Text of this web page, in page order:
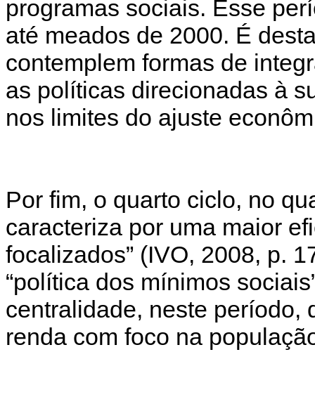
programas sociais. Esse
até meados de 2000. É
contemplem formas de
as políticas direcionadas à
nos limites do ajuste
Por fim, o quarto ciclo, no
caracteriza por uma maior
focalizados” (IVO, 2008, p.
“política dos mínimos
centralidade, neste período,
renda com foco na